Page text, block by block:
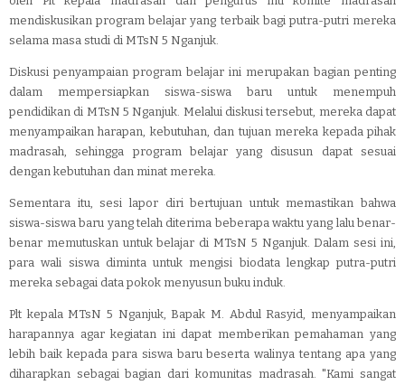
mendiskusikan program belajar yang terbaik bagi putra-putri mereka
selama masa studi di MTsN 5 Nganjuk.
Diskusi penyampaian program belajar ini merupakan bagian penting
dalam mempersiapkan siswa-siswa baru untuk menempuh
pendidikan di MTsN 5 Nganjuk. Melalui diskusi tersebut, mereka dapat
menyampaikan harapan, kebutuhan, dan tujuan mereka kepada pihak
madrasah, sehingga program belajar yang disusun dapat sesuai
dengan kebutuhan dan minat mereka.
Sementara itu, sesi lapor diri bertujuan untuk memastikan bahwa
siswa-siswa baru yang telah diterima beberapa waktu yang lalu benar-
benar memutuskan untuk belajar di MTsN 5 Nganjuk. Dalam sesi ini,
para wali siswa diminta untuk mengisi biodata lengkap putra-putri
mereka sebagai data pokok menyusun buku induk.
Plt kepala MTsN 5 Nganjuk, Bapak M. Abdul Rasyid, menyampaikan
harapannya agar kegiatan ini dapat memberikan pemahaman yang
lebih baik kepada para siswa baru beserta walinya tentang apa yang
diharapkan sebagai bagian dari komunitas madrasah. "Kami sangat